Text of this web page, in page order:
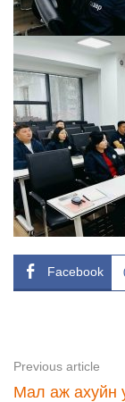
Facebook
Previous article
Мал аж ахуйн